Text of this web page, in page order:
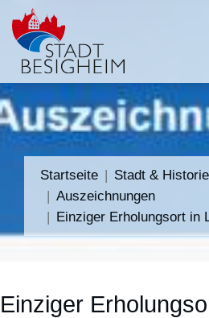
Startseite
Stadt & Historie
Auszeichnungen
Einziger Erholungsort in
Einziger